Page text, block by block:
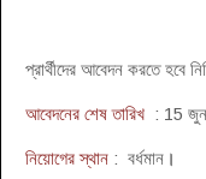
প্রার্থীদের আবেদন করতে হবে
আবেদনের শেষ তারিখ : 15 জুন
নিয়োগের স্থান : বর্ধমান ।